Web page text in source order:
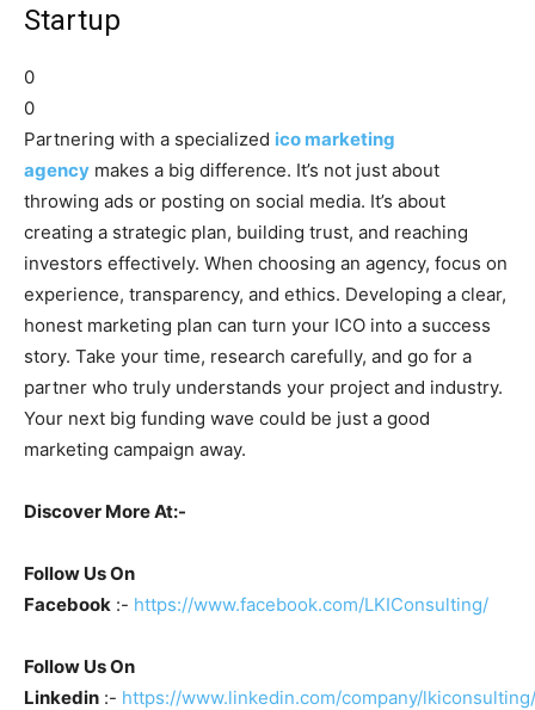
Startup
0
0
Partnering with a specialized ico marketing
agency makes a big difference. It’s not just about
throwing ads or posting on social media. It’s about
creating a strategic plan, building trust, and reaching
investors effectively. When choosing an agency, focus on
experience, transparency, and ethics. Developing a clear,
honest marketing plan can turn your ICO into a success
story. Take your time, research carefully, and go for a
partner who truly understands your project and industry.
Your next big funding wave could be just a good
marketing campaign away.
Discover More At:-
Follow Us On
Facebook :- https://www.facebook.com/LKIConsulting/
Follow Us On
Linkedin :- https://www.linkedin.com/company/lkiconsulting/